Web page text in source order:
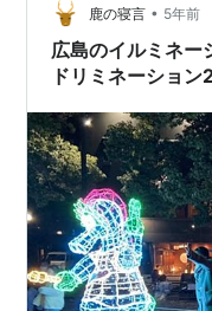
しまお好み物語 広島
鹿の寝言 • 5年前
広島のイルミネー
ドリミネーショ